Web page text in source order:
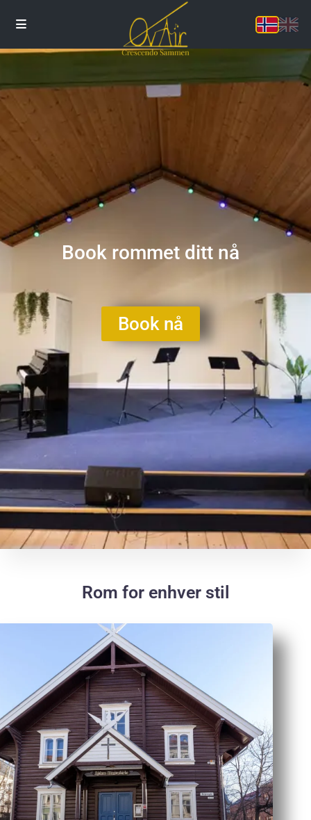
Book rommet ditt nå
Book nå
Rom for enhver stil